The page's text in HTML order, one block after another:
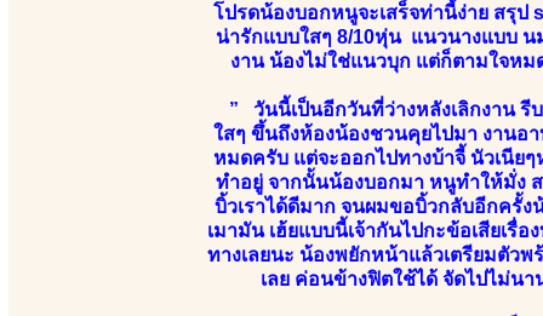
โปรดน้องบอกหนูจะเสร็จท่านี้ง่าย สรุป
น่ารักแบบใสๆ 8/10หุ่น แนวนางแบบ น
งาน น้องไม่ใช่แนวบุก แต่ก็ตามใจห
” วันนี้เป็นอีกวันที่ว่างหลังเลิกงาน รี
ใสๆ ขึ้นถึงห้องน้องชวนคุยไปมา งานอ
หมดครับ แต่จะออกไปทางบ้าจี้ นัวเนีย
ทำอยู่ จากนั้นน้องบอกมา หนูทำให้มั่ง
บิ้วเราได้ดีมาก จนผมขอบิ้วกลับอีกครั้
เมามัน เฮ้ยแบบนี้เจ้ากันไปกะข้อเสียเรื่
ทางเลยนะ น้องพยักหน้าแล้วเตรียมตัวพ
เลย ค่อนข้างฟิตใช้ได้ จัดไปไม่น